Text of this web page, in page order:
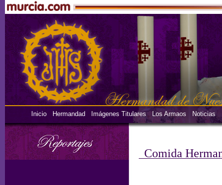
Inicio Hermandad Imágenes Titulares Los Armaos Noticias
Comida